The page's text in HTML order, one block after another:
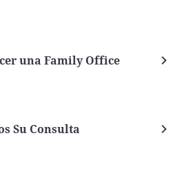
una Family Office
Su Consulta